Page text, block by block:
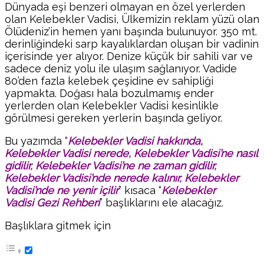
Dünyada eşi benzeri olmayan en özel yerlerden
olan Kelebekler Vadisi, Ülkemizin reklam yüzü olan
Ölüdeniz’in hemen yanı başında bulunuyor. 350 mt.
derinliğindeki sarp kayalıklardan oluşan bir vadinin
içerisinde yer alıyor. Denize küçük bir sahili var ve
sadece deniz yolu ile ulaşım sağlanıyor. Vadide
80’den fazla kelebek çeşidine ev sahipliği
yapmakta. Doğası hala bozulmamış ender
yerlerden olan Kelebekler Vadisi kesinlikle
görülmesi gereken yerlerin başında geliyor.
Bu yazımda “Kelebekler Vadisi hakkında,
Kelebekler Vadisi nerede, Kelebekler Vadisi’ne nasıl
gidilir, Kelebekler Vadisi’ne ne zaman gidilir,
Kelebekler Vadisi’nde nerede kalınır, Kelebekler
Vadisi’nde ne yenir içilir” kısaca “Kelebekler
VadisiGezi Rehberi” başlıklarını ele alacağız.
Başlıklara gitmek için